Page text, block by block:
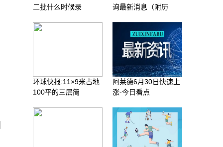
二批什么时候录
询最新消息（附历
环球快报:11×9米占地
100平的三层简
阿莱德6月30日快速上
涨-今日看点